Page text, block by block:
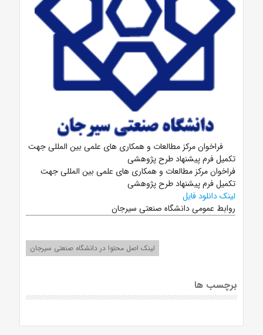
فراخوان مرکز مطالعات و همکاری های علمی بین المللی جهت
تکمیل فرم پیشنهاد طرح پژوهشی
فراخوان مرکز مطالعات و همکاری های علمی بین المللی جهت
تکمیل فرم پیشنهاد طرح پژوهشی
لینک دانلود فایل
روابط عمومی دانشگاه صنعتی سیرجان
لینک اصل محتوا در دانشگاه صنعتی سیرجان
برچسب ها